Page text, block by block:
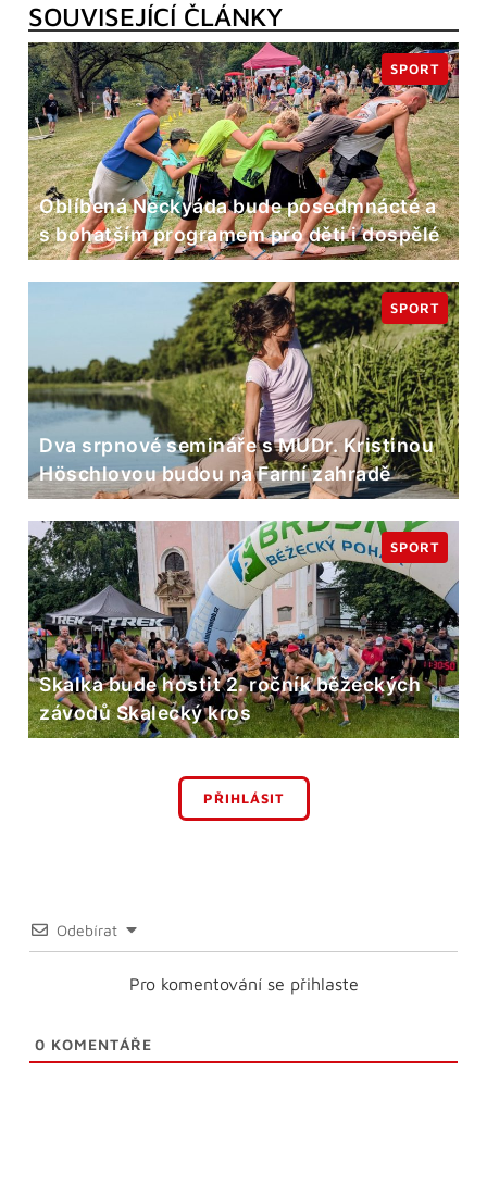
SOUVISEJÍCÍ ČLÁNKY
Oblíbená Neckyáda bude posedmnácté a
s bohatším programem pro děti i dospělé
SPORT
Dva srpnové semináře s MUDr. Kristinou
Höschlovou budou na Farní zahradě
SPORT
Skalka bude hostit 2. ročník běžeckých
závodů Skalecký kros
SPORT
PŘIHLÁSIT
Odebírat
Pro komentování se přihlaste
0 KOMENTÁŘE